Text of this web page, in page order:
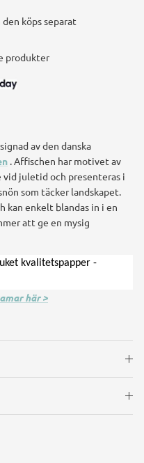
köps separat
produkter
av den danska
. Affischen har motivet av
vid juletid och presenteras i
som täcker landskapet.
kan enkelt blandas in i en
att ge en mysig
kvalitetspapper -
här >